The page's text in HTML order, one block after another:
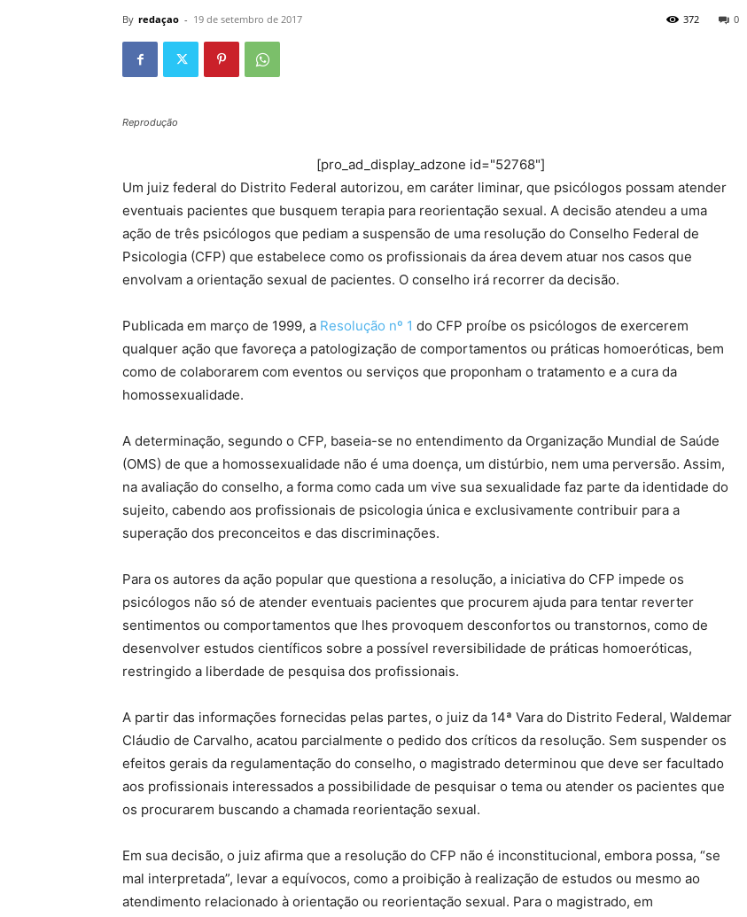
By redaçao - 19 de setembro de 2017 0
372
Reprodução
[pro_ad_display_adzone id="52768"]
Um juiz federal do Distrito Federal autorizou, em caráter liminar, que psicólogos possam atender
eventuais pacientes que busquem terapia para reorientação sexual. A decisão atendeu a uma
ação de três psicólogos que pediam a suspensão de uma resolução do Conselho Federal de
Psicologia (CFP) que estabelece como os profissionais da área devem atuar nos casos que
envolvam a orientação sexual de pacientes. O conselho irá recorrer da decisão.
Publicada em março de 1999, a Resolução nº 1 do CFP proíbe os psicólogos de exercerem
qualquer ação que favoreça a patologização de comportamentos ou práticas homoeróticas, bem
como de colaborarem com eventos ou serviços que proponham o tratamento e a cura da
homossexualidade.
A determinação, segundo o CFP, baseia-se no entendimento da Organização Mundial de Saúde
(OMS) de que a homossexualidade não é uma doença, um distúrbio, nem uma perversão. Assim,
na avaliação do conselho, a forma como cada um vive sua sexualidade faz parte da identidade do
sujeito, cabendo aos profissionais de psicologia única e exclusivamente contribuir para a
superação dos preconceitos e das discriminações.
Para os autores da ação popular que questiona a resolução, a iniciativa do CFP impede os
psicólogos não só de atender eventuais pacientes que procurem ajuda para tentar reverter
sentimentos ou comportamentos que lhes provoquem desconfortos ou transtornos, como de
desenvolver estudos científicos sobre a possível reversibilidade de práticas homoeróticas,
restringido a liberdade de pesquisa dos profissionais.
A partir das informações fornecidas pelas partes, o juiz da 14ª Vara do Distrito Federal, Waldemar
Cláudio de Carvalho, acatou parcialmente o pedido dos críticos da resolução. Sem suspender os
efeitos gerais da regulamentação do conselho, o magistrado determinou que deve ser facultado
aos profissionais interessados a possibilidade de pesquisar o tema ou atender os pacientes que
os procurarem buscando a chamada reorientação sexual.
Em sua decisão, o juiz afirma que a resolução do CFP não é inconstitucional, embora possa, “se
mal interpretada”, levar a equívocos, como a proibição à realização de estudos ou mesmo ao
atendimento relacionado à orientação ou reorientação sexual. Para o magistrado, em